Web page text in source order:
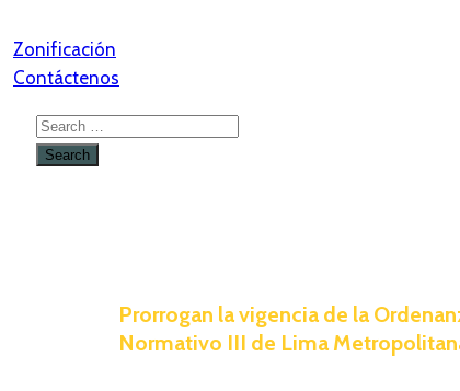
Zonificación
Contáctenos
Prorrogan la vigencia de la
Normativo III de Lima